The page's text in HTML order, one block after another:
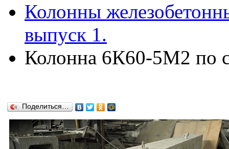
Колонны
выпуск 1.
Колонна 6К60-5М2 по
Поделиться…